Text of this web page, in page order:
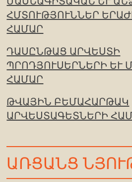
ՄՏՈՒԹՅՈՒՆՆԵՐ
ԱՄԱՐ
ԴԱՍԸՆԹԱՑ ԱՐՎԵՍՏԻ
ՊՐՈԴՅՈՒՍԵՐՆԵՐԻ ԵՒ
ԱՄԱՐ
ԹՎԱՅԻՆ ԲԵՄԱՀԱՐԹԱԿ
ԱՐՎԵՍՏԱԳԵՏՆԵՐԻ
ԱՌՑԱՆՑ